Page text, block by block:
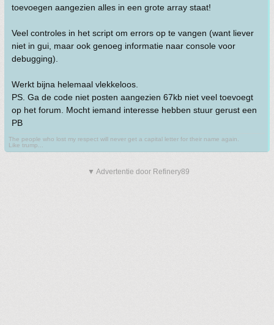
toevoegen aangezien alles in een grote array staat!
Veel controles in het script om errors op te vangen (want liever
niet in gui, maar ook genoeg informatie naar console voor
debugging).
Werkt bijna helemaal vlekkeloos.
PS. Ga de code niet posten aangezien 67kb niet veel toevoegt
op het forum. Mocht iemand interesse hebben stuur gerust een
PB
The people who lost my respect will never get a capital letter for their name again.
Like trump...
▼ Advertentie door Refinery89